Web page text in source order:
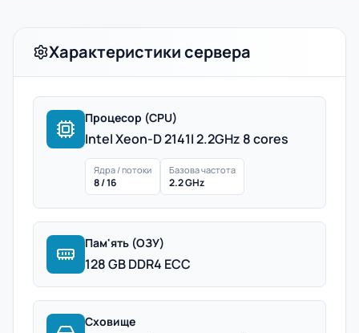
Характеристики сервера
Процесор (CPU)
Intel Xeon-D 2141I 2.2GHz 8 cores
Ядра / потоки
8 / 16
Базова частота
2.2 GHz
Пам'ять (ОЗУ)
128 GB DDR4 ECC
Сховище